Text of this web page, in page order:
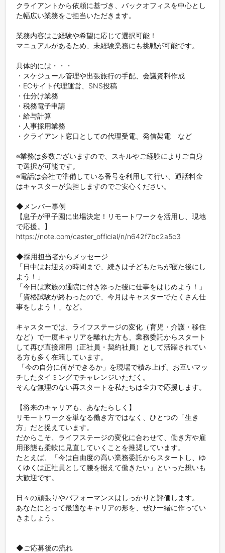
クライアントから依頼に基づき、バックオフィスを中心とし
た幅広い業務をご担当いただきます。
業務内容はご経験や希望に応じて選択可能！
マニュアルがあるため、未経験業務にも挑戦が可能です。
具体的には・・・
・スケジュール管理や出張旅行の手配、会議資料作成
・ECサイト代理運営、SNS投稿
・仕分け業務
・税務電子申請
・給与計算
・人事採用業務
・クライアント窓口としての代理受電、発信架電　など
※業務は多数ございますので、スキルやご経験によりご自身
で選択が可能です。
※電話は会社で準備している番号を利用して行い、通話料金
はキャスターが負担しますのでご安心ください。
◆メンバー事例
【息子が甲子園に出場決定！リモートワークを活用し、現地
で応援。】
https://note.com/caster_official/n/n642f7bc2a5c3
◆採用担当者からメッセージ
「日中はお迎えの時間まで、続きは子どもたちが寝た後にし
よう！」
「今日は家族の通院に付き添った後に仕事をはじめよう！」
「資格試験が終わったので、今月はキャスターでたくさん仕
事をしよう！」など。
キャスターでは、ライフステージの変化（育児・介護・移住
など）で一度キャリアを離れた方も、業務委託からスタート
して再び直接雇用（正社員・契約社員）として活躍されてい
る方も多く在籍しています。
チしたタイミングでチャレンジいただく。
そんな無理のない再スタートを私たちは全力で応援します。
【将来のキャリアも、あなたらしく】
リモートワークを単なる働き方ではなく、ひとつの「生き
方」だと捉えています。
だからこそ、ライフステージの変化に合わせて、働き方や雇
用形態も柔軟に見直していくことを推奨しています。
たとえば、「今は自由度の高い業務委託からスタートし、ゆ
くゆくは正社員として腰を据えて働きたい」といった想いも
大歓迎です。
日々の頑張りやパフォーマンスはしっかりと評価します。
あなたにとって最適なキャリアの形を、ぜひ一緒に作ってい
きましょう。
◆ご応募後の流れ